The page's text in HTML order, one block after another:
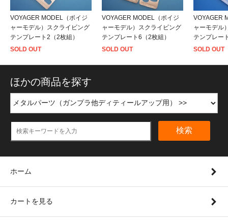
VOYAGER MODEL（ボイジ
ャーモデル）スクライビング
テンプレート2（2枚組）
SOLD OUT
VOYAGER MODEL（ボイジ
ャーモデル）スクライビング
テンプレート6（2枚組）
SOLD OUT
VOYAGER
ャーモデル
テンプレー
SOLD OUT
ほかの商品を探す
検索
ホーム
カートを見る